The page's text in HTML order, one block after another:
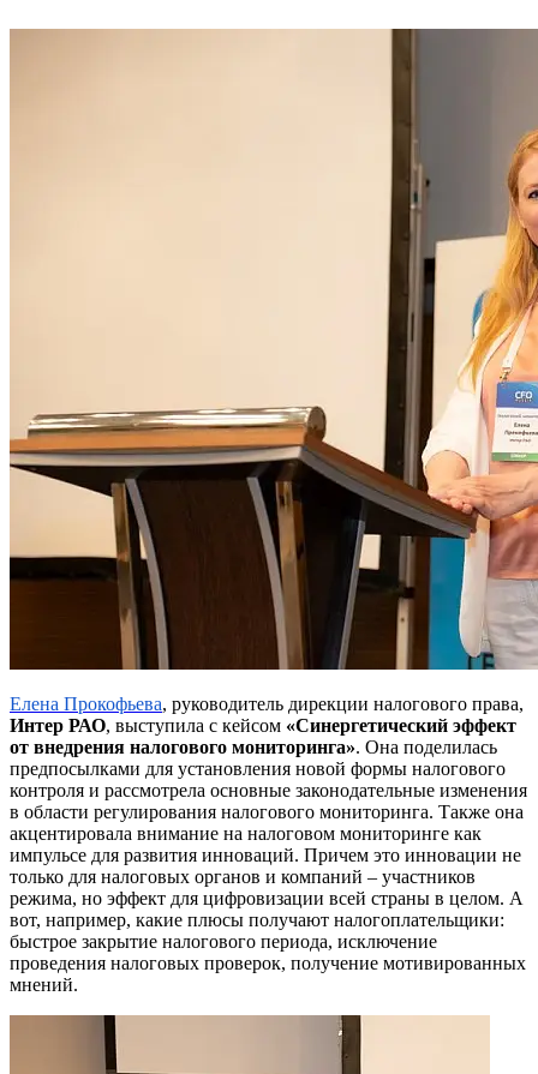
Елена Прокофьева, руководитель дирекции налогового права,
Интер РАО, выступила с кейсом «Синергетический эффект
от внедрения налогового мониторинга». Она поделилась
предпосылками для установления новой формы налогового
контроля и рассмотрела основные законодательные изменения
в области регулирования налогового мониторинга. Также она
акцентировала внимание на налоговом мониторинге как
импульсе для развития инноваций. Причем это инновации не
только для налоговых органов и компаний – участников
режима, но эффект для цифровизации всей страны в целом. А
вот, например, какие плюсы получают налогоплательщики:
быстрое закрытие налогового периода, исключение
проведения налоговых проверок, получение мотивированных
мнений.